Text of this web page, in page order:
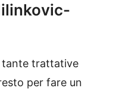
tante trattative
per fare un